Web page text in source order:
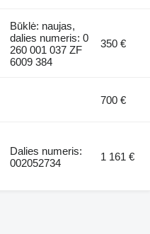
Būklė: naujas,
dalies numeris: 0
260 001 037 ZF
6009 384
350 €
700 €
Dalies numeris:
002052734
1 161 €